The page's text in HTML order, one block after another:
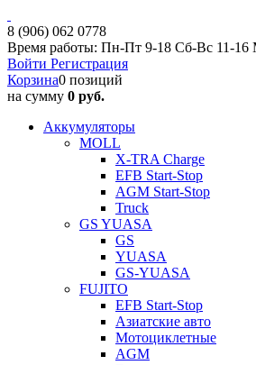
8 (906) 062 0778
Время работы: Пн-Пт 9-18 Сб-Вс 11-
Войти Регистрация
Корзина0 позиций
на сумму 0 руб.
Аккумуляторы
MOLL
X-TRA Charge
EFB Start-Stop
AGM Start-Stop
Truck
GS YUASA
GS
YUASA
GS-YUASA
FUJITO
EFB Start-Stop
Азиатские авто
Мотоциклетные
AGM